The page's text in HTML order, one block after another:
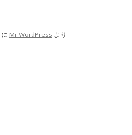
に Mr WordPress より